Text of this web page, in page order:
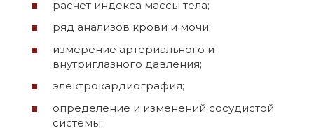
расчет индекса массы тела;
ряд анализов крови и мочи;
измерение артериального и
внутриглазного давления;
электрокардиография;
определение и изменений сосудистой
системы;